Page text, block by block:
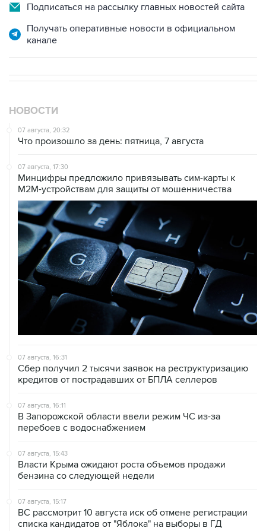
Подписаться на рассылку главных новостей сайта
Получать оперативные новости в официальном
канале
НОВОСТИ
07 августа, 20:32
Что произошло за день: пятница, 7 августа
07 августа, 17:30
Минцифры предложило привязывать сим-карты к
M2M-устройствам для защиты от мошенничества
07 августа, 16:31
Сбер получил 2 тысячи заявок на реструктуризацию
кредитов от пострадавших от БПЛА селлеров
07 августа, 16:11
В Запорожской области ввели режим ЧС из-за
перебоев с водоснабжением
07 августа, 15:43
Власти Крыма ожидают роста объемов продажи
бензина со следующей недели
07 августа, 15:17
ВС рассмотрит 10 августа иск об отмене регистрации
списка кандидатов от "Яблока" на выборы в ГД